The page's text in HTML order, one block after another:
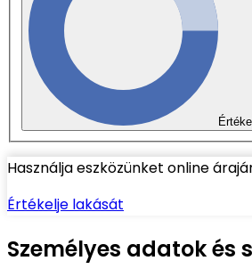
Használja eszközünket online
Értékelje lakását
Személyes adatok és